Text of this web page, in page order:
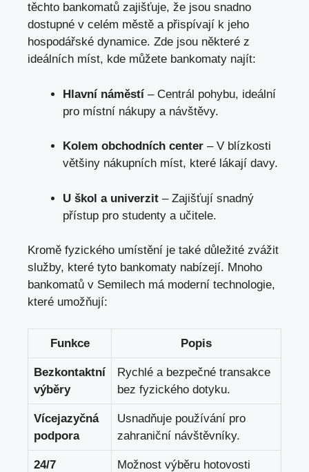
těchto bankomatů zajišťuje, že jsou snadno
dostupné v celém městě a přispívají k jeho
hospodářské dynamice. Zde jsou některé z
ideálních míst, kde můžete bankomaty najít:
Hlavní náměstí – Centrál pohybu, ideální
pro místní nákupy a návštěvy.
Kolem obchodních center – V blízkosti
většiny nákupních míst, které lákají davy.
U škol a univerzit – Zajišťují snadný
přístup pro studenty a učitele.
Kromě fyzického umístění je také důležité zvážit
služby, které tyto bankomaty nabízejí. Mnoho
bankomatů v Semilech má moderní technologie,
které umožňují:
Funkce Popis
Bezkontaktní
výběry
Rychlé a bezpečné transakce
bez fyzického dotyku.
Vícejazyčná
podpora
Usnadňuje používání pro
zahraniční návštěvníky.
24/7
Možnost výběru hotovosti